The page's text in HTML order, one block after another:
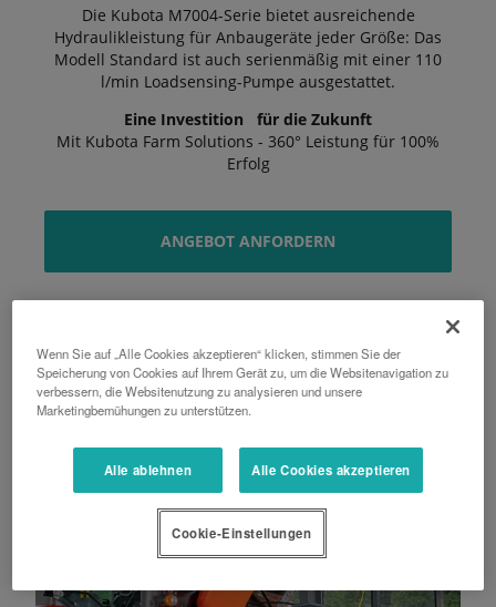
Die Kubota M7004-Serie bietet ausreichende
Hydraulikleistung für Anbaugeräte jeder Größe: Das
Modell Standard ist auch serienmäßig mit einer 110
l/min Loadsensing-Pumpe ausgestattet.
Eine Investition für die Zukunft
Mit Kubota Farm Solutions - 360° Leistung für 100%
Erfolg
ANGEBOT ANFORDERN
Wenn Sie auf „Alle Cookies akzeptieren“ klicken, stimmen Sie der
Speicherung von Cookies auf Ihrem Gerät zu, um die Websitenavigation zu
verbessern, die Websitenutzung zu analysieren und unsere
Marketingbemühungen zu unterstützen.
Alle ablehnen Alle Cookies akzeptieren
Cookie-Einstellungen